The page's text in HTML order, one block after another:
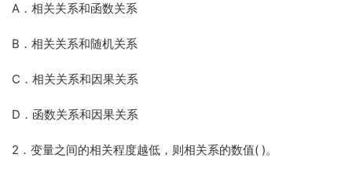
A．相关关系和函数关系
B．相关关系和随机关系
C．相关关系和因果关系
D．函数关系和因果关系
2．变量之间的相关程度越低，则相关系的数值( )。